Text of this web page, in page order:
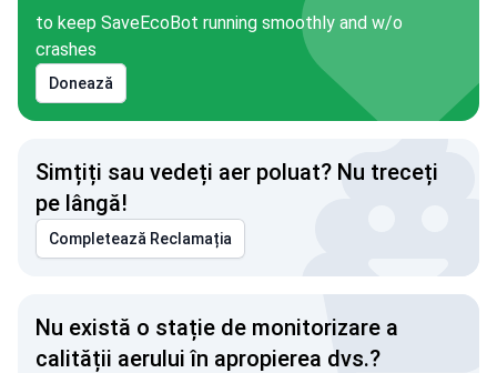
to keep SaveEcoBot running smoothly and w/o
crashes
Donează
Simțiți sau vedeți aer poluat? Nu treceți
pe lângă!
Completează Reclamația
Nu există o stație de monitorizare a
calității aerului în apropierea dvs.?